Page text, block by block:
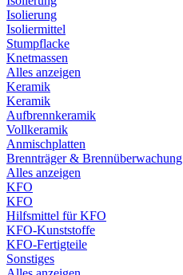
Isolierung
Isoliermittel
Stumpflacke
Knetmassen
Alles anzeigen
Keramik
Keramik
Aufbrennkeramik
Vollkeramik
Anmischplatten
Brennträger & Brennüberwachung
Alles anzeigen
KFO
KFO
Hilfsmittel für KFO
KFO-Kunststoffe
KFO-Fertigteile
Sonstiges